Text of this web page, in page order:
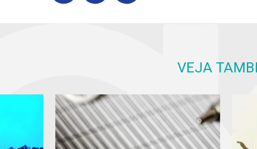
VEJA